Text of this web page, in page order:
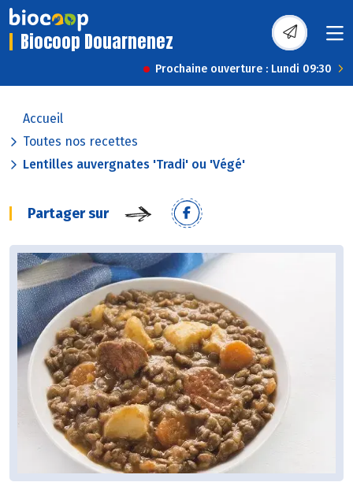
Biocoop Douarnenez
Prochaine ouverture : Lundi 09:30
Accueil
Toutes nos recettes
Lentilles auvergnates 'Tradi' ou 'Végé'
Partager sur